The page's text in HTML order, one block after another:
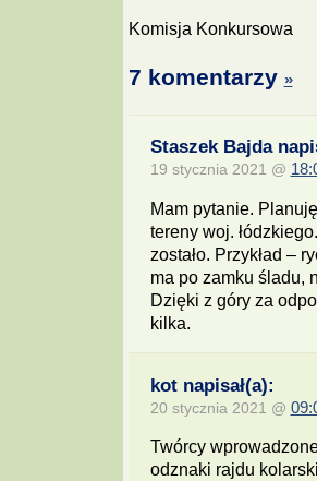
Komisja Konkursowa
7 komentarzy »
Staszek Bajda
19 stycznia 2021 @
Mam pytanie.
tereny woj.
zostało. Przykład –
ma po zamku śladu,
Dzięki z góry za
kilka.
kot napisał(a):
20 stycznia 2021 @
Twórcy
odznaki rajdu